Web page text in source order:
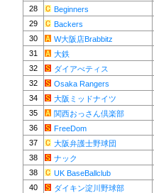
28
Beginners
29
Backers
30
W大阪店Brabbitz
31
大鉄
32
ダイアべティス
32
Osaka Rangers
34
大阪ミッドナイツ
35
関西おっさん倶楽部
36
FreeDom
37
大阪弁護士野球団
38
ナック
38
UK BaseBallclub
40
ダイキン淀川野球部